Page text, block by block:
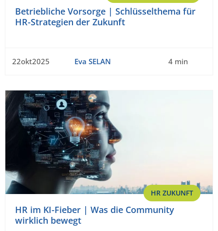
Betriebliche Vorsorge | Schlüsselthema für
HR-Strategien der Zukunft
22okt2025 Eva SELAN 4 min
HR ZUKUNFT
HR im KI-Fieber | Was die Community
wirklich bewegt